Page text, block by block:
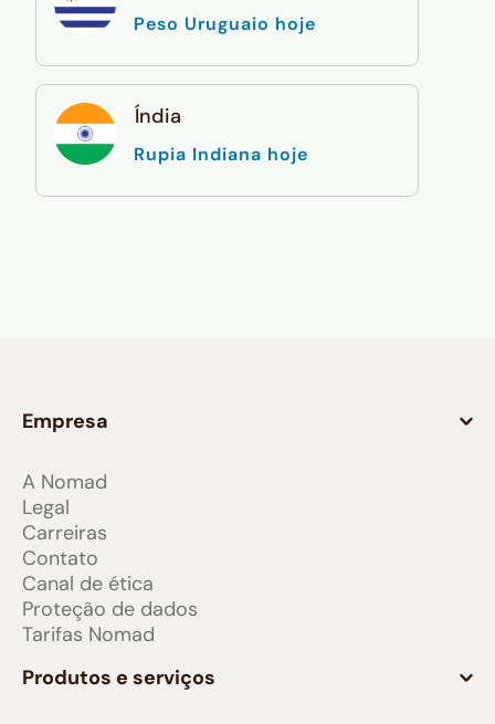
Peso Uruguaio hoje
Índia
Rupia Indiana hoje
Empresa
A Nomad
Legal
Carreiras
Contato
Canal de ética
Proteção de dados
Tarifas Nomad
Produtos e serviços